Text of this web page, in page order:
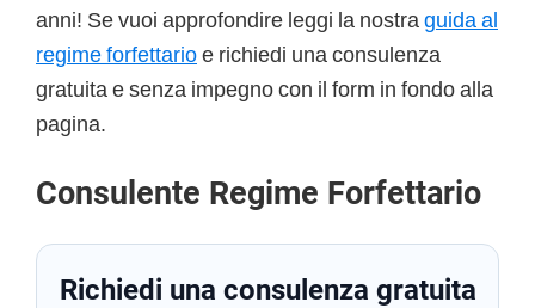
anni! Se vuoi approfondire leggi la nostra guida al
regime forfettarioe richiedi una consulenza
gratuita e senza impegno con il form in fondo alla
pagina.
Consulente Regime Forfettario
Richiedi una consulenza gratuita